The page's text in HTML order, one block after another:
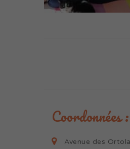
Coordonnées :
Avenue des